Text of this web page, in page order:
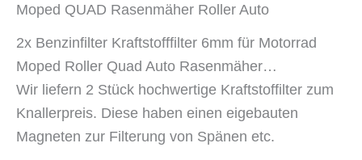
Moped QUAD Rasenmäher Roller Auto
2x Benzinfilter Kraftstofffilter 6mm für Motorrad
Moped Roller Quad Auto Rasenmäher…
Wir liefern 2 Stück hochwertige Kraftstoffilter zum
Knallerpreis. Diese haben einen eigebauten
Magneten zur Filterung von Spänen etc.